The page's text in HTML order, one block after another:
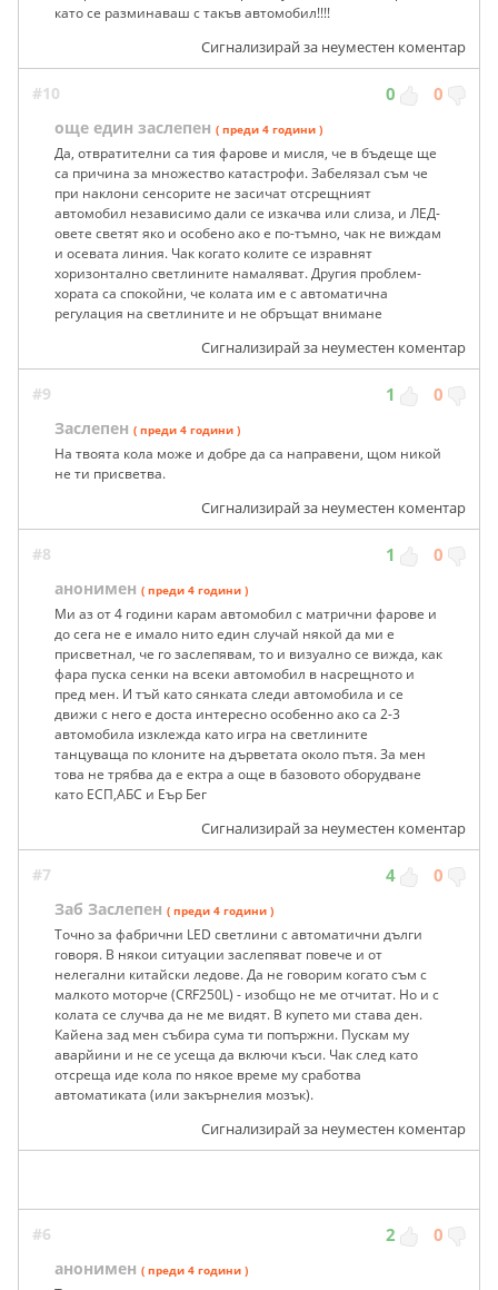
като се разминаваш с такъв автомобил!!!!
Сигнализирай за неуместен коментар
#10 0 0
още един заслепен ( преди 4 години )
Да, отвратителни са тия фарове и мисля, че в бъдеще ще
са причина за множество катастрофи. Забелязал съм че
при наклони сенсорите не засичат отсрещният
автомобил независимо дали се изкачва или слиза, и ЛЕД-
овете светят яко и особено ако е по-тъмно, чак не виждам
и осевата линия. Чак когато колите се изравнят
хоризонтално светлините намаляват. Другия проблем-
хората са спокойни, че колата им е с автоматична
регулация на светлините и не обръщат внимане
Сигнализирай за неуместен коментар
#9 1 0
Заслепен ( преди 4 години )
На твоята кола може и добре да са направени, щом никой
не ти присветва.
Сигнализирай за неуместен коментар
#8 1 0
анонимен ( преди 4 години )
Ми аз от 4 години карам автомобил с матрични фарове и
до сега не е имало нито един случай някой да ми е
присветнал, че го заслепявам, то и визуално се вижда, как
фара пуска сенки на всеки автомобил в насрещното и
пред мен. И тъй като сянката следи автомобила и се
движи с него е доста интересно особенно ако са 2-3
автомобила изклежда като игра на светлините
танцуваща по клоните на дърветата около пътя. За мен
това не трябва да е ектра а още в базовото оборудване
като ЕСП,АБС и Еър Бег
Сигнализирай за неуместен коментар
#7 4 0
Заб Заслепен ( преди 4 години )
Точно за фабрични LED светлини с автоматични дълги
говоря. В някои ситуации заслепяват повече и от
нелегални китайски ледове. Да не говорим когато съм с
малкото моторче (CRF250L) - изобщо не ме отчитат. Но и с
колата се случва да не ме видят. В купето ми става ден.
Кайена зад мен събира сума ти попържни. Пускам му
аварйини и не се усеща да включи къси. Чак след като
отсреща иде кола по някое време му сработва
автоматиката (или закърнелия мозък).
Сигнализирай за неуместен коментар
#6 2 0
анонимен ( преди 4 години )